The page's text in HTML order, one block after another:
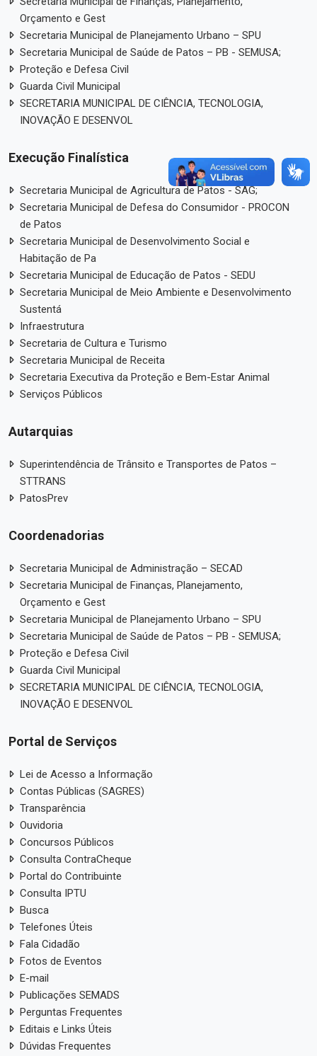
Orçamento e Gest
Secretaria Municipal de Planejamento Urbano – SPU
Secretaria Municipal de Saúde de Patos – PB - SEMUSA;
Proteção e Defesa Civil
Guarda Civil Municipal
SECRETARIA MUNICIPAL DE CIÊNCIA, TECNOLOGIA,
INOVAÇÃO E DESENVOL
Execução Finalística
Secretaria Municipal de Agricultura de Patos - SAG;
Secretaria Municipal de Defesa do Consumidor - PROCON
de Patos
Secretaria Municipal de Desenvolvimento Social e
Habitação de Pa
Secretaria Municipal de Educação de Patos - SEDU
Secretaria Municipal de Meio Ambiente e Desenvolvimento
Sustentá
Infraestrutura
Secretaria de Cultura e Turismo
Secretaria Municipal de Receita
Secretaria Executiva da Proteção e Bem-Estar Animal
Serviços Públicos
Autarquias
Superintendência de Trânsito e Transportes de Patos –
STTRANS
PatosPrev
Coordenadorias
Secretaria Municipal de Administração – SECAD
Secretaria Municipal de Finanças, Planejamento,
Orçamento e Gest
Secretaria Municipal de Planejamento Urbano – SPU
Secretaria Municipal de Saúde de Patos – PB - SEMUSA;
Proteção e Defesa Civil
Guarda Civil Municipal
SECRETARIA MUNICIPAL DE CIÊNCIA, TECNOLOGIA,
INOVAÇÃO E DESENVOL
Portal de Serviços
Lei de Acesso a Informação
Contas Públicas (SAGRES)
Transparência
Ouvidoria
Concursos Públicos
Consulta ContraCheque
Portal do Contribuinte
Consulta IPTU
Busca
Telefones Úteis
Fala Cidadão
Fotos de Eventos
E-mail
Publicações SEMADS
Perguntas Frequentes
Editais e Links Úteis
Dúvidas Frequentes